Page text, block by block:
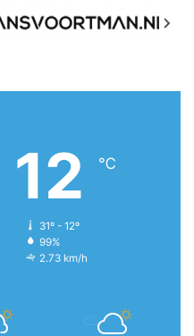
12 ℃
31º - 12º
99%
2.73 km/h